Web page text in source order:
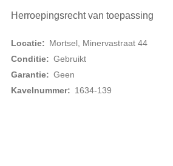
Herroepingsrecht van toepassing
Locatie: Mortsel, Minervastraat 44
Conditie: Gebruikt
Garantie: Geen
Kavelnummer: 1634-139